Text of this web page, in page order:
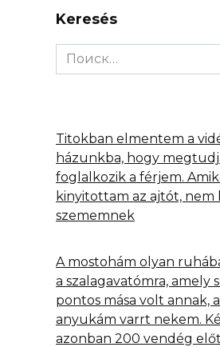
Keresés
Search
for:
Titokban elmentem a
házunkba, hogy
foglalkozik a férjem.
kinyitottam az ajtót, nem
szememnek
A mostohám olyan
a szalagavatómra, amely
pontos mása volt annak,
anyukám varrt nekem.
azonban 200 vendég